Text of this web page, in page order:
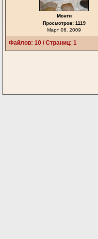
Монти
Просмотров: 1119
Март 06, 2009
Файлов: 10 / Страниц: 1